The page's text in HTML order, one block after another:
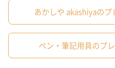
あかしや akashiyaの
ペン・筆記用具のプ